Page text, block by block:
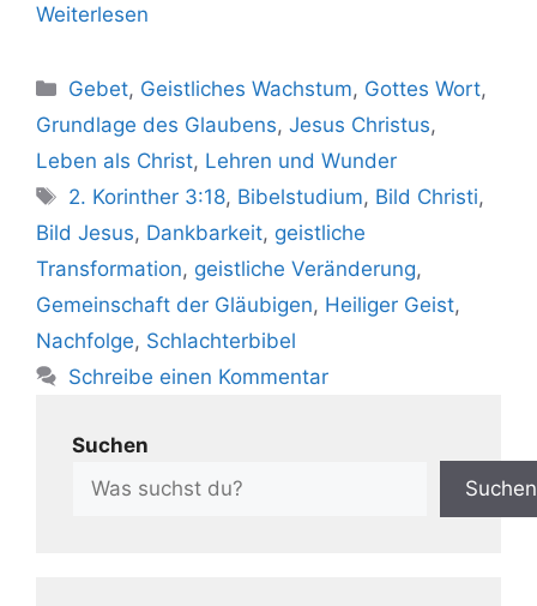
Weiterlesen
Kategorien
Gebet, Geistliches Wachstum, Gottes Wort,
Grundlage des Glaubens, Jesus Christus,
Leben als Christ, Lehren und Wunder
Schlagwörter
2. Korinther 3:18, Bibelstudium, Bild Christi,
Bild Jesus, Dankbarkeit, geistliche
Transformation, geistliche Veränderung,
Gemeinschaft der Gläubigen, Heiliger Geist,
Nachfolge, Schlachterbibel
Schreibe einen Kommentar
Suchen
Suchen